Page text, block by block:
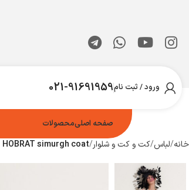
ورود / ثبت نام021-91691959
صفحه اصلیمحصولات
خانه لباس کت و کت و شلوار HOBRAT simurgh coat